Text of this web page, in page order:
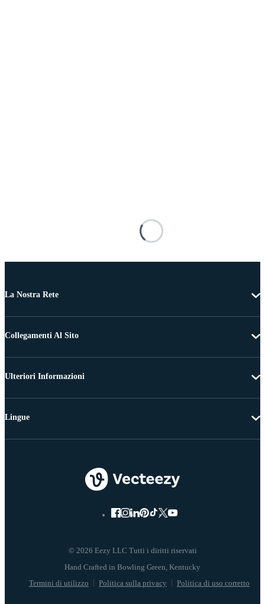
La Nostra Rete
Collegamenti Al Sito
Ulteriori Informazioni
© 2026 Eezy LLC Tutti i diritti riservati
Termini di utilizzo Politica sulla privacy Politica di uso corretto
Lingue